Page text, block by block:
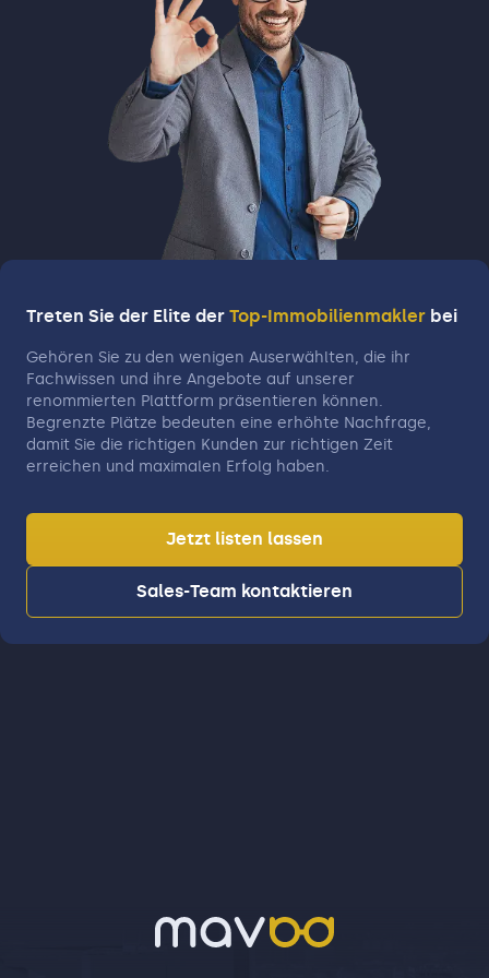
Treten Sie der Elite der Top-Immobilienmakler bei
Gehören Sie zu den wenigen Auserwählten, die ihr
Fachwissen und ihre Angebote auf unserer
renommierten Plattform präsentieren können.
Begrenzte Plätze bedeuten eine erhöhte Nachfrage,
damit Sie die richtigen Kunden zur richtigen Zeit
erreichen und maximalen Erfolg haben.
Jetzt listen lassen
Sales-Team kontaktieren